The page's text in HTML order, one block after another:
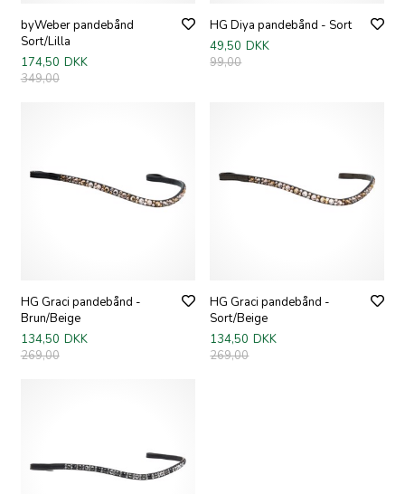
byWeber pandebånd
Sort/Lilla
174,50 DKK
349,00
HG Diya pandebånd - Sort
49,50 DKK
99,00
HG Graci pandebånd -
Brun/Beige
134,50 DKK
269,00
HG Graci pandebånd -
Sort/Beige
134,50 DKK
269,00